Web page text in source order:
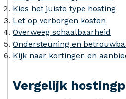
Kies het juiste type hosting
Let op verborgen kosten
Overweeg schaalbaarheid
Ondersteuning en
Kijk naar kortingen en
Vergelijk